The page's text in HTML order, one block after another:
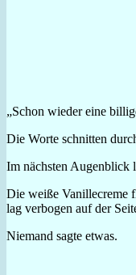
„Schon wieder eine
Die Worte schnitten
Im nächsten Augenblick
Die weiße Vanillecreme
lag verbogen auf der
Niemand sagte etwas.